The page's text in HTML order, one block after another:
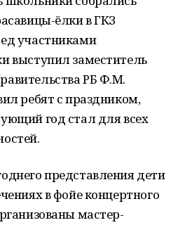
ёлки в ГКЗ
участниками
выступил заместитель
РБ Ф.М.
ребят с праздником,
год стал для всех
представления дети
в фойе концертного
мастер-